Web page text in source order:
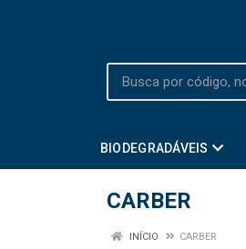
BIODEGRADÁVEIS
CARBER
INÍCIO CARBER